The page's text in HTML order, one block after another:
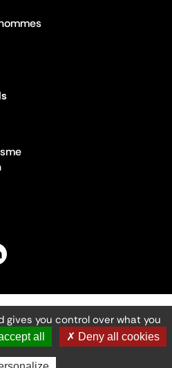
légales
des cookies
numérique
la Culture ©2026
et du patrimoine
gives you control over what you
all ✗ Deny all cookies